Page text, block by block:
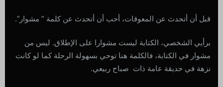
قبل أن أتحدث عن المعوقات، أحب أن أتحدث عن كلمة ” مشوار”.
برأيي الشخصي، الكتابة ليست مشوارا على الإطلاق. ليس من
مشوار في الكتابة، فالكلمة هنا توحي بسهولة الرحلة كما لو كانت
نزهة في حديقة عامة ذات صباح ربيعي.